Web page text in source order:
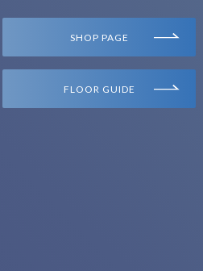
SHOP PAGE
FLOOR GUIDE